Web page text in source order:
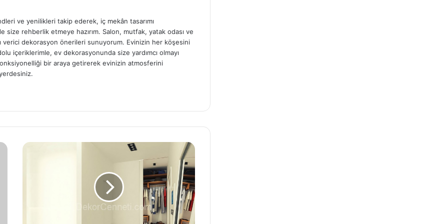
ve yenilikleri takip ederek, iç mekân tasarımı
size rehberlik etmeye hazırım. Salon, mutfak, yatak odası ve
verici dekorasyon önerileri sunuyorum. Evinizin her köşesini
içeriklerimle, ev dekorasyonunda size yardımcı olmayı
bir araya getirerek evinizin atmosferini